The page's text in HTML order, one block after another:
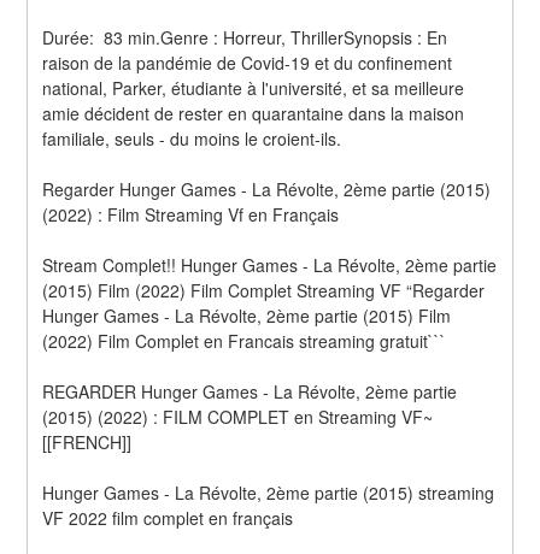
Durée:  83 min.Genre : Horreur, ThrillerSynopsis : En
raison de la pandémie de Covid-19 et du confinement
national, Parker, étudiante à l'université, et sa meilleure
amie décident de rester en quarantaine dans la maison
familiale, seuls - du moins le croient-ils.
Regarder Hunger Games - La Révolte, 2ème partie (2015)
(2022) : Film Streaming Vf en Français
Stream Complet!! Hunger Games - La Révolte, 2ème partie
(2015) Film (2022) Film Complet Streaming VF “Regarder
Hunger Games - La Révolte, 2ème partie (2015) Film
(2022) Film Complet en Francais streaming gratuit```
REGARDER Hunger Games - La Révolte, 2ème partie
(2015) (2022) : FILM COMPLET en Streaming VF~
[[FRENCH]]
Hunger Games - La Révolte, 2ème partie (2015) streaming
VF 2022 film complet en français